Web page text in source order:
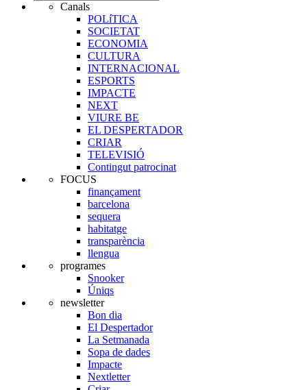
Canals
POLíTICA
SOCIETAT
ECONOMIA
CULTURA
INTERNACIONAL
ESPORTS
IMPACTE
NEXT
VIURE BE
EL DESPERTADOR
CRIAR
TELEVISIÓ
Contingut patrocinat
FOCUS
finançament
barcelona
sequera
habitatge
transparència
llengua
programes
Snooker
Úniqs
newsletter
Bon dia
El Despertador
La Setmanada
Sopa de dades
Impacte
Nextletter